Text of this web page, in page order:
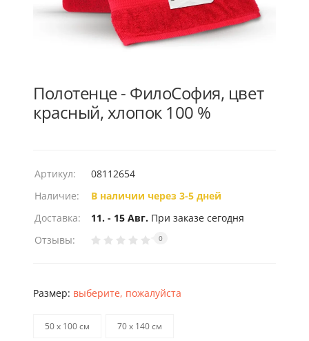
Полотенце - ФилоСофия, цвет
красный, хлопок 100 %
Артикул:
08112654
Наличие:
В наличии через 3-5 дней
Доставка:
11. - 15 Авг. При заказе сегодня
Отзывы:
0
Размер: выберите, пожалуйста
50 х 100 см 70 х 140 см